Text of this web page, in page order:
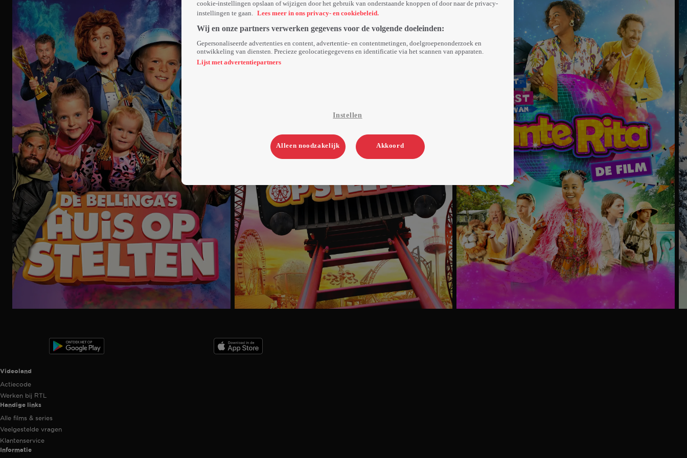
Trailer
Videoland useful links.
Videoland
Actiecode
Werken bij RTL
Handige links
Alle films & series
Veelgestelde vragen
Klantenservice
Informatie
cookie-instellingen opslaan of wijzigen door het gebruik van onderstaande knoppen of door naar de privacy-
instellingen te gaan.
Lees meer in ons privacy- en cookiebeleid.
Wij en onze partners verwerken gegevens voor de volgende doeleinden:
Gepersonaliseerde advertenties en content, advertentie- en contentmetingen, doelgroepenonderzoek en
ontwikkeling van diensten. Precieze geolocatiegegevens en identificatie via het scannen van apparaten.
Lijst met advertentiepartners
Instellen
Alleen noodzakelijk Akkoord